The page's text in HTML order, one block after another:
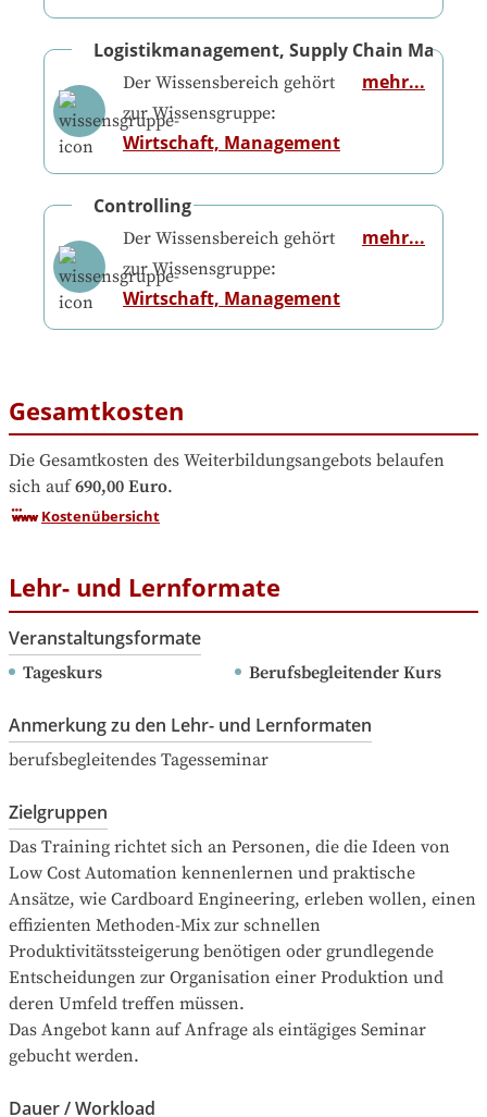
Logistikmanagement, Supply Chain
Der Wissensbereich gehört
zur Wissensgruppe:
Wirtschaft, Management
mehr...
Controlling
Der Wissensbereich gehört
zur Wissensgruppe:
Wirtschaft, Management
mehr...
Gesamtkosten
Die Gesamtkosten des Weiterbildungsangebots belaufen
sich auf 690,00 Euro.
Kostenübersicht
Lehr- und Lernformate
Veranstaltungsformate
Tageskurs Berufsbegleitender Kurs
Anmerkung zu den Lehr- und Lernformaten
berufsbegleitendes Tagesseminar
Zielgruppen
Das Training richtet sich an Personen, die die Ideen von
Low Cost Automation kennenlernen und praktische
Ansätze, wie Cardboard Engineering, erleben wollen, einen
effizienten Methoden-Mix zur schnellen
Produktivitätssteigerung benötigen oder grundlegende
Entscheidungen zur Organisation einer Produktion und
deren Umfeld treffen müssen.
Das Angebot kann auf Anfrage als eintägiges Seminar
gebucht werden.
Dauer / Workload